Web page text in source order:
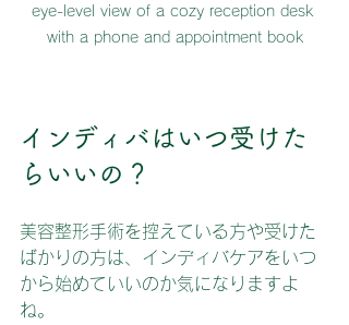
eye-level view of a cozy reception desk
with a phone and appointment book
インディバはいつ受けた
らいいの？
美容整形手術を控えている方や受けた
ばかりの方は、インディバケアをいつ
から始めていいのか気になりますよ
ね。